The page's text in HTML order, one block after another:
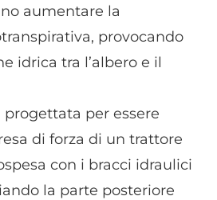
aumentare la
provocando
idrica tra l’albero e il
per essere
di forza di un trattore
con i bracci idraulici
la parte posteriore